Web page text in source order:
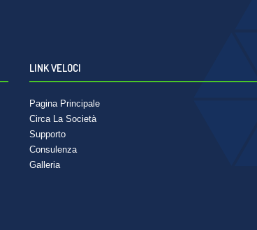
LINK VELOCI
Pagina Principale
Circa La Società
Supporto
Consulenza
Galleria